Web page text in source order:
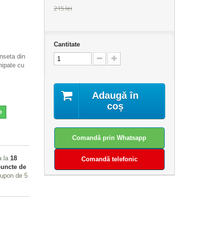
din
cu
la 18
de
de 5
215 lei
Cantitate
Adaugă în
coș
Comandă prin Whatsapp
Comandă telefonic